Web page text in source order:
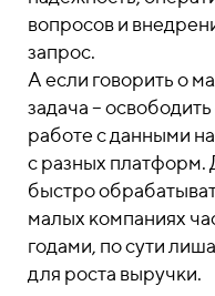
вопросов и
запрос.
А если говорить о
задача –
работе с данными
с разных платформ.
быстро
малых компаниях
годами, по сути
для роста выручки.